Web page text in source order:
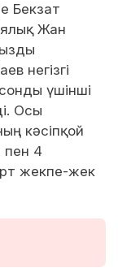
Бекзат
Жан
негізгі
үшінші
Осы
кәсіпқой
пен 4
жекпе-жек